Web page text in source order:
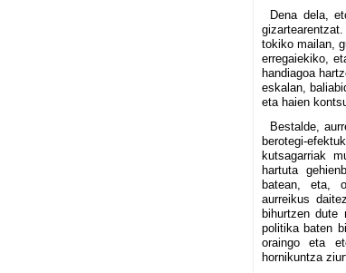
Dena dela,
tokiko mailan,
erregaiekiko,
handiagoa
eskalan,
eta haien
Bestalde,
berotegi-
kutsagarriak
hartuta
batean, eta,
aurreikus
bihurtzen dute
politika baten
oraingo eta
hornikuntza